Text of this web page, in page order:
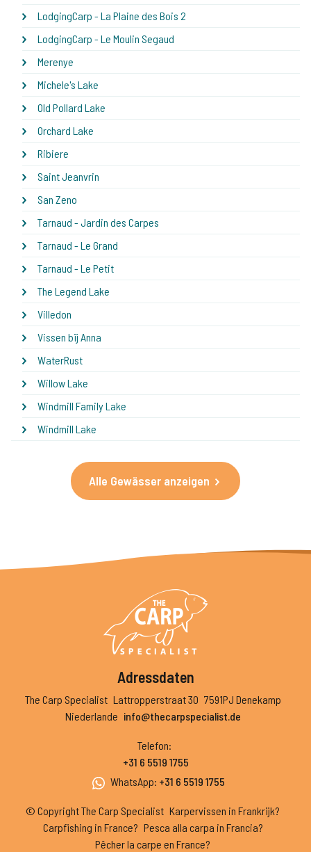
LodgingCarp - La Plaine des Bois 2
LodgingCarp - Le Moulin Segaud
Merenye
Michele's Lake
Old Pollard Lake
Orchard Lake
Ribiere
Saint Jeanvrin
San Zeno
Tarnaud - Jardin des Carpes
Tarnaud - Le Grand
Tarnaud - Le Petit
The Legend Lake
Villedon
Vissen bij Anna
WaterRust
Willow Lake
Windmill Family Lake
Windmill Lake
Alle Gewässer anzeigen
Adressdaten
The Carp Specialist Lattropperstraat 30 7591PJ Denekamp
Niederlande info@thecarpspecialist.de
Telefon:
+31 6 5519 1755
WhatsApp: +31 6 5519 1755
© Copyright The Carp Specialist Karpervissen in Frankrijk?
Carpfishing in France? Pesca alla carpa in Francia?
Pêcher la carpe en France?